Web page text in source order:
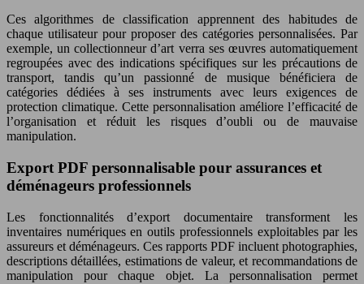
Ces algorithmes de classification apprennent des habitudes de
chaque utilisateur pour proposer des catégories personnalisées. Par
exemple, un collectionneur d’art verra ses œuvres automatiquement
regroupées avec des indications spécifiques sur les précautions de
transport, tandis qu’un passionné de musique bénéficiera de
catégories dédiées à ses instruments avec leurs exigences de
protection climatique. Cette personnalisation améliore l’efficacité de
l’organisation et réduit les risques d’oubli ou de mauvaise
manipulation.
Export PDF personnalisable pour assurances et
déménageurs professionnels
Les fonctionnalités d’export documentaire transforment les
inventaires numériques en outils professionnels exploitables par les
assureurs et déménageurs. Ces rapports PDF incluent photographies,
descriptions détaillées, estimations de valeur, et recommandations de
manipulation pour chaque objet. La personnalisation permet